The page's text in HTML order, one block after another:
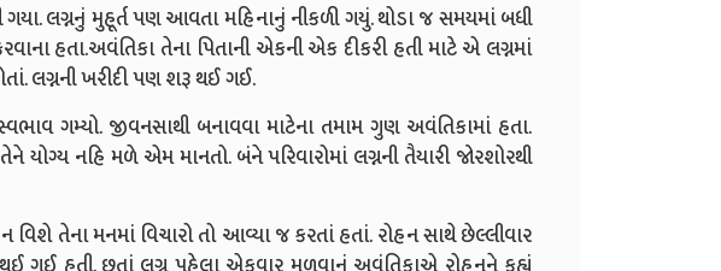
ગયા. લગ્નનું મુહૂર્ત પણ આવતા મહિનાનું નીકળી ગયું. થોડા જ સમયમાં બધી
હતા.અવંતિકા તેના પિતાની એકની એક દીકરી હતી માટે એ લગ્નમાં
લગ્નની ખરીદી પણ શરૂ થઈ ગઈ.
ગમ્યો. જીવનસાથી બનાવવા માટેના તમામ ગુણ અવંતિકામાં હતા.
યોગ્ય નહિ મળે એમ માનતો. બંને પરિવારોમાં લગ્નની તૈયારી જોરશોરથી
તેના મનમાં વિચારો તો આવ્યા જ કરતાં હતાં. રોહન સાથે છેલ્લીવાર